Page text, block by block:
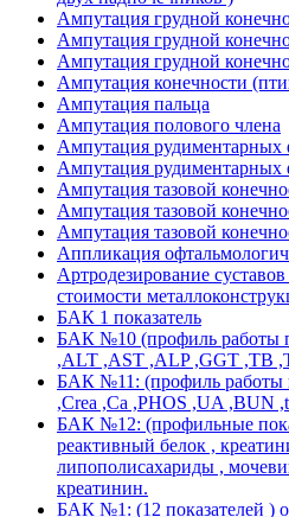
Ампутация грудной
Ампутация грудной
Ампутация грудной
Ампутация конечности
Ампутация пальца
Ампутация полового члена
Ампутация рудиментарных
Ампутация рудиментарных
Ампутация тазовой
Ампутация тазовой
Ампутация тазовой
Аппликация
Артродезирование
стоимости
БАК 1 показатель
БАК №10 (профиль работы
,ALT ,AST ,ALP ,GGT ,TB
БАК №11: (профиль работы
,Crea ,Ca ,PHOS ,UA ,BUN
БАК №12: (профильные
реактивный белок ,
липополисахариды ,
креатинин.
БАК №1: (12 показателей )